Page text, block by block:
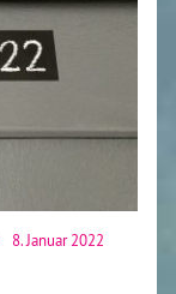
8. Januar 2022